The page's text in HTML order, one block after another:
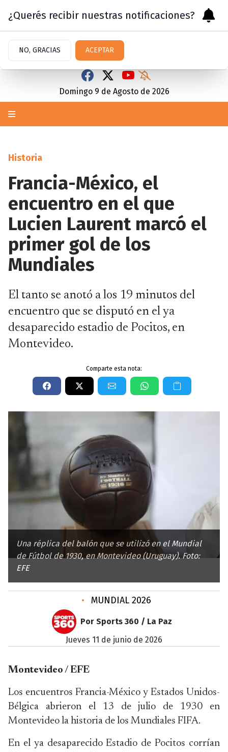
Domingo 9 de Agosto de 2026
Historia
Francia-México, el
encuentro en el que
Lucien Laurent marcó el
primer gol de los
Mundiales
El tanto se anotó a los 19 minutos del
encuentro que se disputó en el ya
desaparecido estadio de Pocitos, en
Montevideo.
Comparte esta nota:
Una réplica del balón que se utilizó en el Mundial
de Fútbol de 1930, en Montevideo (Uruguay). Foto:
EFE
• MUNDIAL 2026
Por Sports 360 / La Paz
jueves 11 de junio de 2026
Montevideo / EFE
Los encuentros Francia-México y Estados Unidos-
Bélgica abrieron el 13 de julio de 1930 en
Montevideo la historia de los Mundiales FIFA.
En el ya desaparecido Estadio de Pocitos corrían
¿Querés recibir nuestras notificaciones?
NO, GRACIAS ACEPTAR